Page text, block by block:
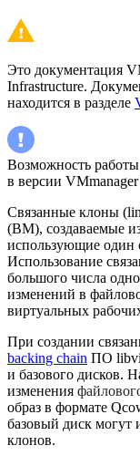
Это документация
Infrastructure.
находится в разделе
Возможность
в версии
Связанные клоны
(ВМ), создаваемые из
использующие один
Использование
большого числа
изменений в
виртуальных
При создании
backing chain ПО
и базового дисков.
изменения
образ в формате
базовый диск могут
клонов.